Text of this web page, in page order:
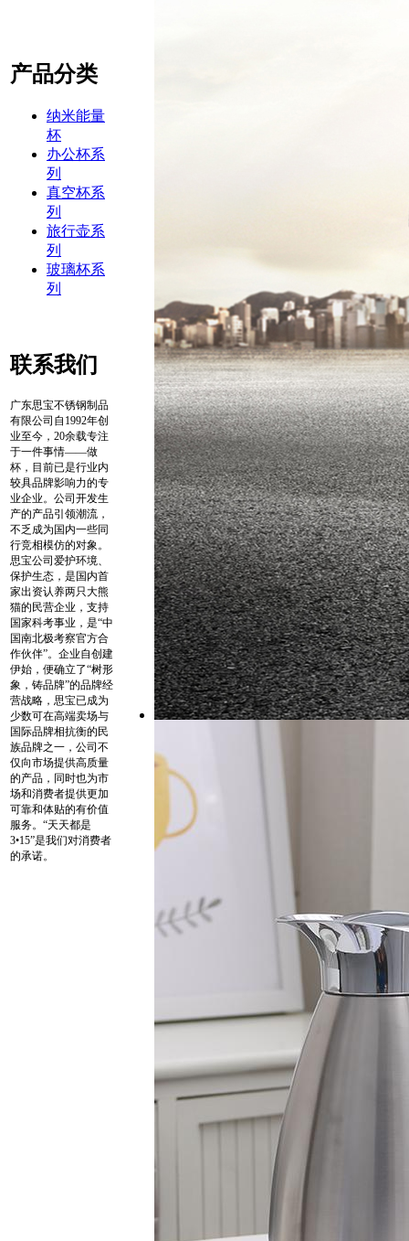
产品分类
纳米能量
杯
办公杯系
列
真空杯系
列
旅行壶系
列
玻璃杯系
列
联系我们
广东思宝不锈钢制品
有限公司自1992年创
业至今，20余载专注
于一件事情——做
杯，目前已是行业内
较具品牌影响力的专
业企业。公司开发生
产的产品引领潮流，
不乏成为国内一些同
行竞相模仿的对象。
思宝公司爱护环境、
保护生态，是国内首
家出资认养两只大熊
猫的民营企业，支持
国家科考事业，是“中
国南北极考察官方合
作伙伴”。企业自创建
伊始，便确立了“树形
象，铸品牌”的品牌经
营战略，思宝已成为
少数可在高端卖场与
国际品牌相抗衡的民
族品牌之一，公司不
仅向市场提供高质量
的产品，同时也为市
场和消费者提供更加
可靠和体贴的有价值
服务。“天天都是
3•15”是我们对消费者
的承诺。